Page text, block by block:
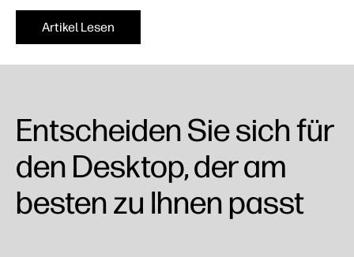
Artikel Lesen
Entscheiden Sie sich für
den Desktop, der am
besten zu Ihnen passt